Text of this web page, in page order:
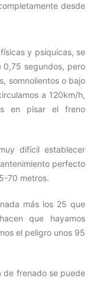
desde
y psíquicas, se
0,75 segundos, pero
somnolientos o bajo
a 120km/h,
en pisar el freno
difícil establecer
perfecto
70 metros.
más los 25 que
que hayamos
el peligro unos 95
de frenado se puede